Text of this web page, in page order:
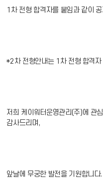
1차 전형 합격자를 붙임과 같이
*2차 전형안내는 1차 전형 합격자
저희 케이워터운영관리(주)에 관
감사드리며,
앞날에 무궁한 발전을 기원합니다.